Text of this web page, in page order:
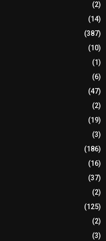
(2)
(14)
(387)
(10)
(1)
(6)
(47)
(2)
(19)
(3)
(186)
(16)
(37)
(2)
(125)
(2)
(3)